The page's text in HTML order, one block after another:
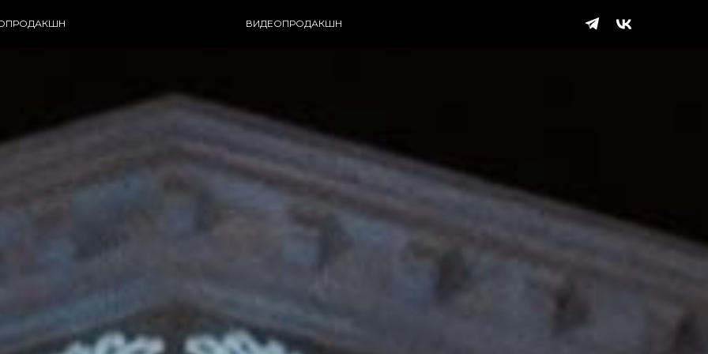
ВИДЕОПРОДАКШН